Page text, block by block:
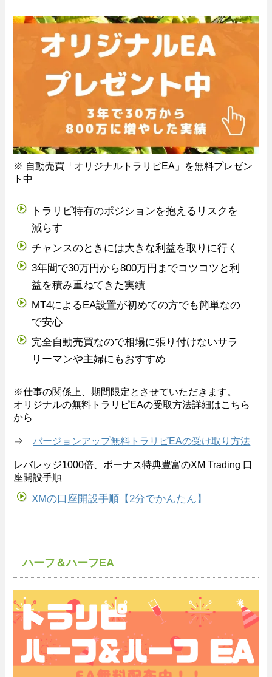
※ 自動売買「オリジナルトラリピEA」を無料プレゼン
ト中
トラリピ特有のポジションを抱えるリスクを
減らす
チャンスのときには大きな利益を取りに行く
3年間で30万円から800万円までコツコツと利
益を積み重ねてきた実績
MT4によるEA設置が初めての方でも簡単なの
で安心
完全自動売買なので相場に張り付けないサラ
リーマンや主婦にもおすすめ
※仕事の関係上、期間限定とさせていただきます。
オリジナルの無料トラリピEAの受取方法詳細はこちら
から
⇒バージョンアップ無料トラリピEAの受け取り方法
レバレッジ1000倍、ボーナス特典豊富のXM Trading 口
座開設手順
XMの口座開設手順【2分でかんたん】
ハーフ＆ハーフEA